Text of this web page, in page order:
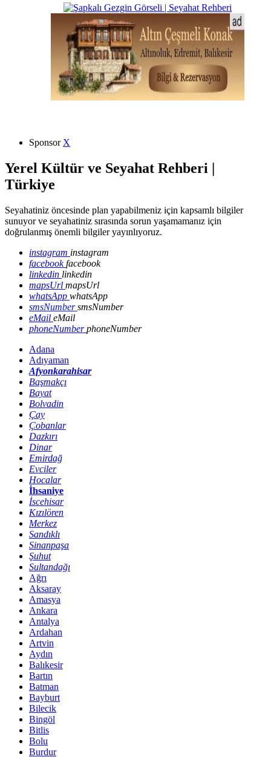
Sponsor X
Yerel Kültür ve Seyahat Rehberi |
Türkiye
Seyahatiniz öncesinde plan yapabilmeniz için kapsamlı bilgiler
sunuyor ve seyahatiniz sırasında sorun yaşamamanız için
doğrulanmış önemli bilgiler yayınlıyoruz.
instagram instagram
facebookfacebook
linkedin linkedin
mapsUrl mapsUrl
whatsApp whatsApp
smsNumbersmsNumber
eMail eMail
phoneNumberphoneNumber
Adana
Adıyaman
Afyonkarahisar
Başmakçı
Bayat
Bolvadin
Çay
Çobanlar
Dazkırı
Dinar
Emirdağ
Evciler
Hocalar
İhsaniye
İscehisar
Kızılören
Merkez
Sandıklı
Sinanpaşa
Şuhut
Sultandağı
Ağrı
Aksaray
Amasya
Ankara
Antalya
Ardahan
Artvin
Aydın
Balıkesir
Bartın
Batman
Bayburt
Bilecik
Bingöl
Bitlis
Bolu
Burdur